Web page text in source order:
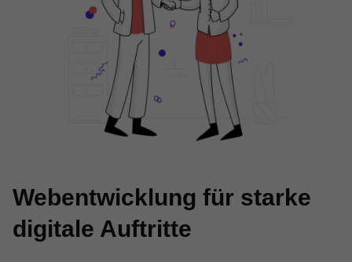
Webentwicklung für starke
digitale Auftritte